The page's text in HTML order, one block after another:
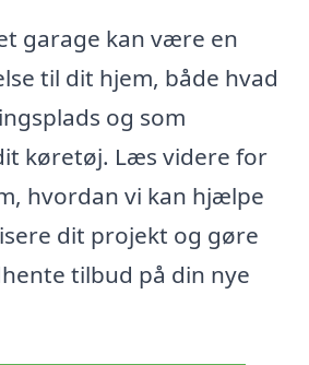
garage kan være en
til dit hjem, både hvad
og som
køretøj. Læs videre for
hvordan vi kan hjælpe
dit projekt og gøre
tilbud på din nye